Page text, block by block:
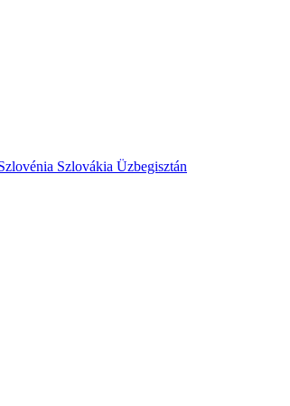
Szlovákia Üzbegisztán